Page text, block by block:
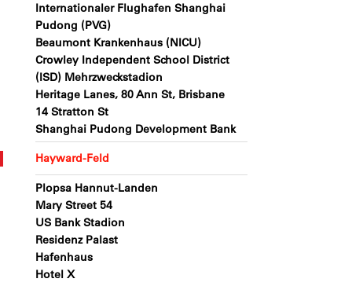
Internationaler Flughafen Shanghai
Pudong (PVG)
Beaumont Krankenhaus (NICU)
Crowley Independent School District
(ISD) Mehrzweckstadion
Heritage Lanes, 80 Ann St, Brisbane
14 Stratton St
Shanghai Pudong Development Bank
Hayward-Feld
Plopsa Hannut-Landen
Mary Street 54
US Bank Stadion
Residenz Palast
Hafenhaus
Hotel X